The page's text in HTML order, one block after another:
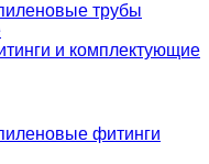
трубы
и комплектующие
фитинги